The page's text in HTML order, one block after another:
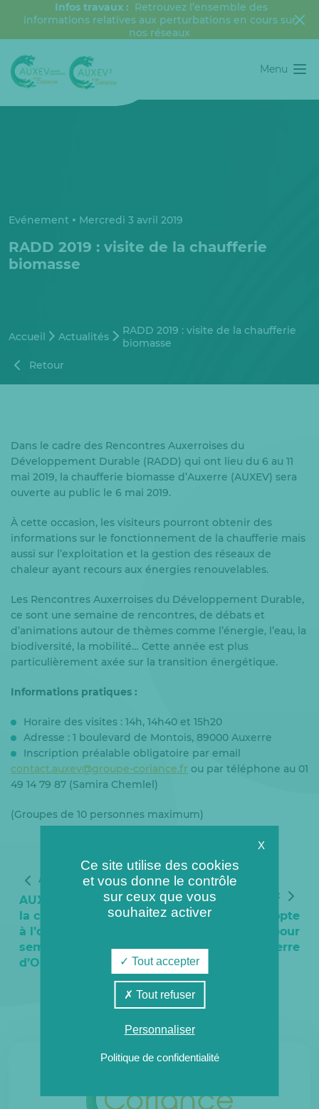
Infos travaux : Retrouvez l’ensemble des
informations relatives aux perturbations en cours sur
nos réseaux
Menu
Evénement Mercredi 3 avril 2019
RADD 2019 : visite de la chaufferie
biomasse
Accueil Actualités
RADD 2019 : visite de la chaufferie
biomasse
Retour
Dans le cadre des Rencontres Auxerroises du
Développement Durable (RADD) qui ont lieu du 6 au 11
mai 2019, la chaufferie biomasse d’Auxerre (AUXEV) sera
ouverte au public le 6 mai 2019.
À cette occasion, les visiteurs pourront obtenir des
informations sur le fonctionnement de la chaufferie mais
aussi sur l’exploitation et la gestion des réseaux de
chaleur ayant recours aux énergies renouvelables.
Les Rencontres Auxerroises du Développement Durable,
ce sont une semaine de rencontres, de débats et
d’animations autour de thèmes comme l’énergie, l’eau, la
biodiversité, la mobilité… Cette année est plus
particulièrement axée sur la transition énergétique.
Informations pratiques :
Horaire des visites : 14h, 14h40 et 15h20
Adresse : 1 boulevard de Montois, 89000 Auxerre
Inscription préalable obligatoire par email
contact.auxev@groupe-coriance.fr ou par téléphone au 01
49 14 79 87 (Samira Chemlel)
(Groupes de 10 personnes maximum)
Article précédent
AUXERRE : Visite de
la chaufferie Auxev
à l’occasion de la
semaine de l’Age
d’Or
Article suivant
Coriance adopte
l’éco-pâturage pour
son site d’Auxerre
X
Ce site utilise des cookies
et vous donne le contrôle
sur ceux que vous
souhaitez activer
Tout accepter
Tout refuser
Personnaliser
Politique de confidentialité